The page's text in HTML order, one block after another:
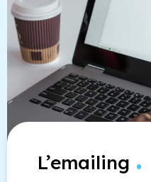
L’emailing .